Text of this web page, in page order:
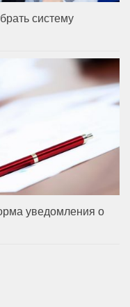
систему
уведомления о